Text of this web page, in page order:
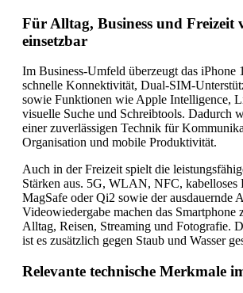
Für Alltag, Business und Freizeit
einsetzbar
Im Business-Umfeld überzeugt das iPhone
schnelle Konnektivität, Dual-SIM-
sowie Funktionen wie Apple Intelligence,
visuelle Suche und Schreibtools. Dadurch
einer zuverlässigen Technik für
Organisation und mobile Produktivität.
Auch in der Freizeit spielt die
Stärken aus. 5G, WLAN, NFC, kabelloses
MagSafe oder Qi2 sowie der ausdauernde
Videowiedergabe machen das Smartphone
Alltag, Reisen, Streaming und Fotografie.
ist es zusätzlich gegen Staub und Wasser
Relevante technische Merkmale